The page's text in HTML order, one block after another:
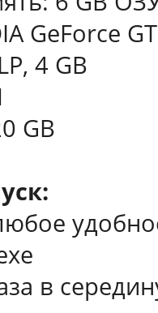
GeForce
4 GB
GB
в